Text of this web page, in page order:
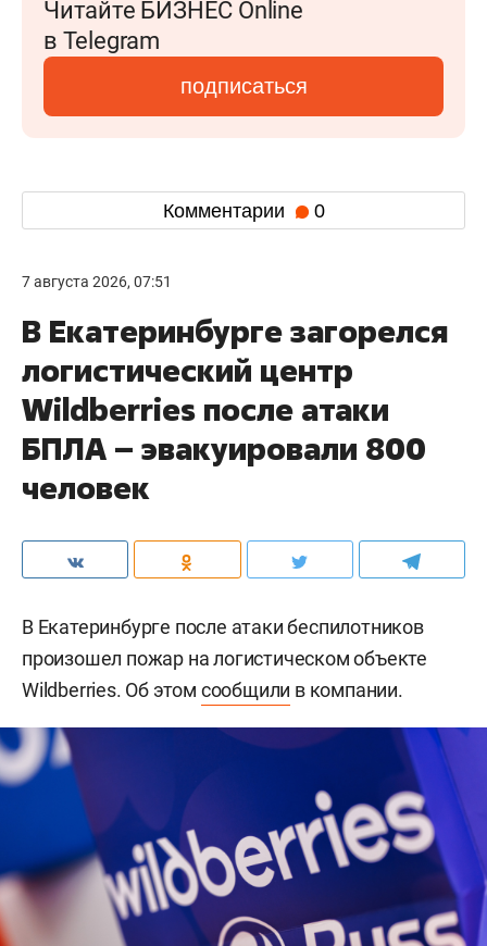
Читайте БИЗНЕС Online
в Telegram
подписаться
Комментарии 0
7 августа 2026, 07:51
В Екатеринбурге загорелся
логистический центр
Wildberries после атаки
БПЛА – эвакуировали 800
человек
В Екатеринбурге после атаки беспилотников
произошел пожар на логистическом объекте
Wildberries. Об этом сообщили в компании.